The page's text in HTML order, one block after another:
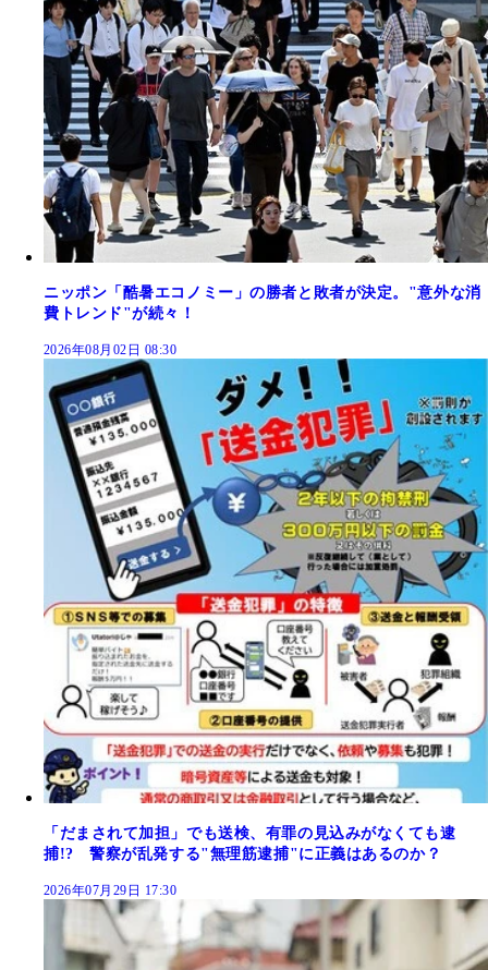
ニッポン「酷暑エコノミー」の勝者と敗者が決定。"意外な消
費トレンド"が続々！
2026年08月02日 08:30
「だまされて加担」でも送検、有罪の見込みがなくても逮
捕!? 警察が乱発する"無理筋逮捕"に正義はあるのか？
2026年07月29日 17:30